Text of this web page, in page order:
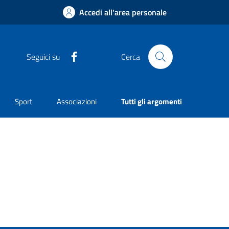
Accedi all'area personale
Seguici su Cerca
Sport Associazioni Tutti gli argomenti